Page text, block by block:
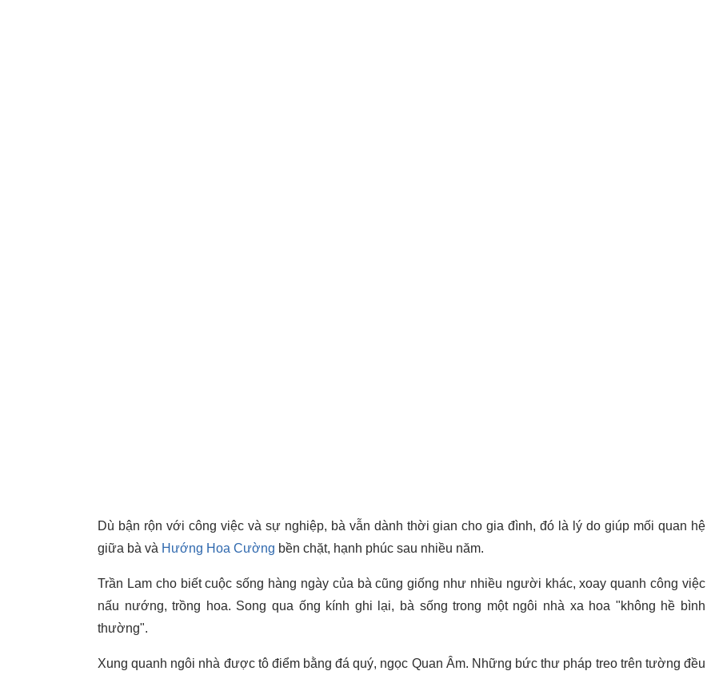
Dù bận rộn với công việc và sự nghiệp, bà vẫn dành thời gian cho gia đình, đó là lý do giúp mối quan hệ
giữa bà và Hướng Hoa Cường bền chặt, hạnh phúc sau nhiều năm.
Trần Lam cho biết cuộc sống hàng ngày của bà cũng giống như nhiều người khác, xoay quanh công việc
nấu nướng, trồng hoa. Song qua ống kính ghi lại, bà sống trong một ngôi nhà xa hoa "không hề bình
thường".
Xung quanh ngôi nhà được tô điểm bằng đá quý, ngọc Quan Âm. Những bức thư pháp treo trên tường đều